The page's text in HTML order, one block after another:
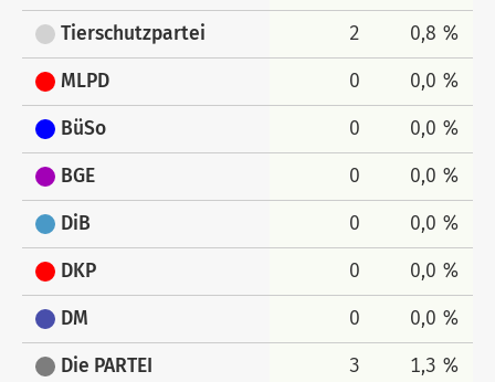
Tierschutzpartei 2 0,8 %
MLPD 0 0,0 %
BüSo 0 0,0 %
BGE 0 0,0 %
DiB 0 0,0 %
DKP 0 0,0 %
DM 0 0,0 %
Die PARTEI 3 1,3 %